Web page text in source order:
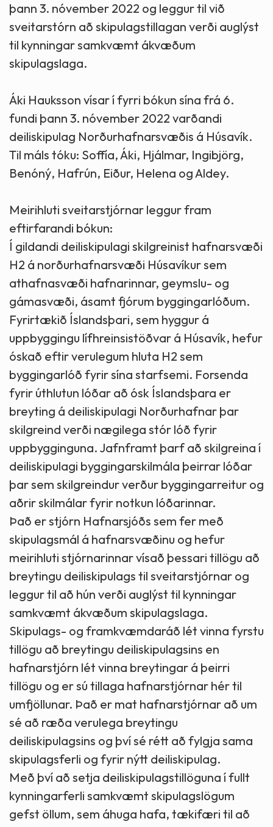
þann 3. nóvember 2022 og leggur til við
sveitarstórn að skipulagstillagan verði auglýst
til kynningar samkvæmt ákvæðum
skipulagslaga.
Áki Hauksson vísar í fyrri bókun sína frá 6.
fundi þann 3. nóvember 2022 varðandi
deiliskipulag Norðurhafnarsvæðis á Húsavík.
Til máls tóku: Soffía, Áki, Hjálmar, Ingibjörg,
Benóný, Hafrún, Eiður, Helena og Aldey.
Meirihluti sveitarstjórnar leggur fram
eftirfarandi bókun:
Í gildandi deiliskipulagi skilgreinist hafnarsvæði
H2 á norðurhafnarsvæði Húsavíkur sem
athafnasvæði hafnarinnar, geymslu- og
gámasvæði, ásamt fjórum byggingarlóðum.
Fyrirtækið Íslandsþari, sem hyggur á
uppbyggingu lífhreinsistöðvar á Húsavík, hefur
óskað eftir verulegum hluta H2 sem
byggingarlóð fyrir sína starfsemi. Forsenda
fyrir úthlutun lóðar að ósk Íslandsþara er
breyting á deiliskipulagi Norðurhafnar þar
skilgreind verði nægilega stór lóð fyrir
uppbygginguna. Jafnframt þarf að skilgreina í
deiliskipulagi byggingarskilmála þeirrar lóðar
þar sem skilgreindur verður byggingarreitur og
aðrir skilmálar fyrir notkun lóðarinnar.
Það er stjórn Hafnarsjóðs sem fer með
skipulagsmál á hafnarsvæðinu og hefur
meirihluti stjórnarinnar vísað þessari tillögu að
breytingu deiliskipulags til sveitarstjórnar og
leggur til að hún verði auglýst til kynningar
samkvæmt ákvæðum skipulagslaga.
Skipulags- og framkvæmdaráð lét vinna fyrstu
tillögu að breytingu deiliskipulagsins en
hafnarstjórn lét vinna breytingar á þeirri
tillögu og er sú tillaga hafnarstjórnar hér til
umfjöllunar. Það er mat hafnarstjórnar að um
sé að ræða verulega breytingu
deiliskipulagsins og því sé rétt að fylgja sama
skipulagsferli og fyrir nýtt deiliskipulag.
Með því að setja deiliskipulagstillöguna í fullt
kynningarferli samkvæmt skipulagslögum
gefst öllum, sem áhuga hafa, tækifæri til að